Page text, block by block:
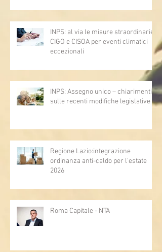
INPS: al via le misure straordinarie
CIGO e CISOA per eventi climatici
eccezionali
INPS: Assegno unico – chiarimenti
sulle recenti modifiche legislative
Regione Lazio:integrazione
ordinanza anti-caldo per l'estate
2026
Roma Capitale - NTA